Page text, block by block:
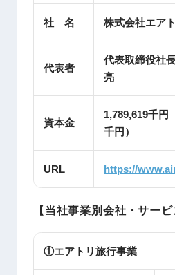
社 名 株式会社エア
代表者
代表取締役社
亮
資本金
1,789,619千円
千円）
URL https://
【当社事業別会社・サービ
①エアトリ旅行事業